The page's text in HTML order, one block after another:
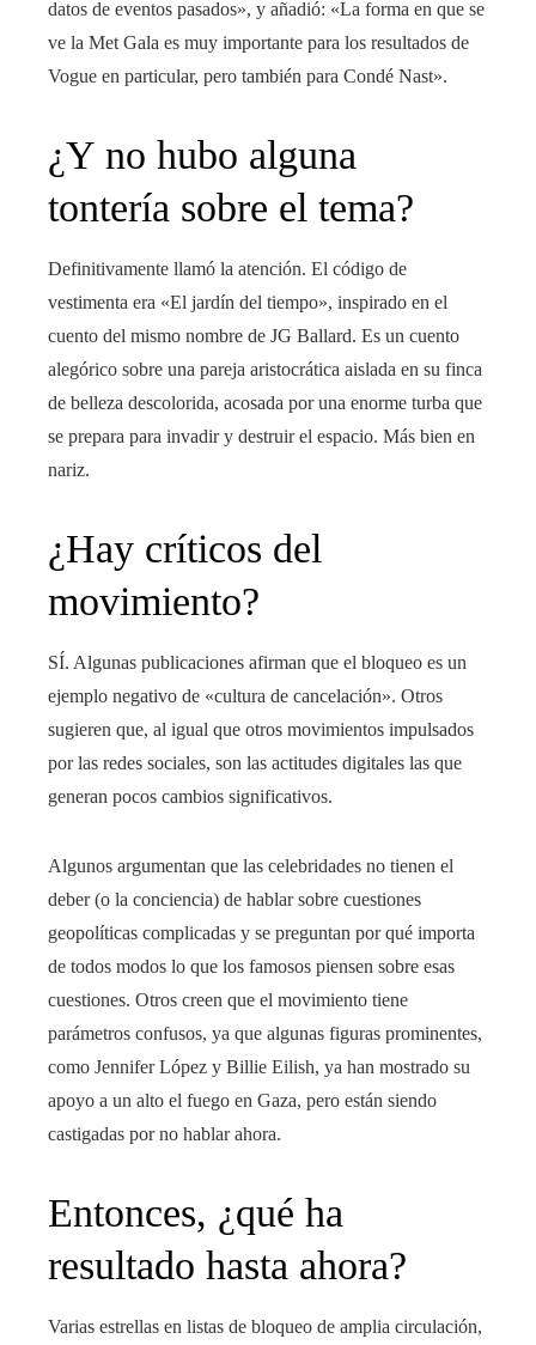
datos de eventos pasados», y añadió: «La forma en que se
ve la Met Gala es muy importante para los resultados de
Vogue en particular, pero también para Condé Nast».
¿Y no hubo alguna
tontería sobre el tema?
Definitivamente llamó la atención. El código de
vestimenta era «El jardín del tiempo», inspirado en el
cuento del mismo nombre de JG Ballard. Es un cuento
alegórico sobre una pareja aristocrática aislada en su finca
de belleza descolorida, acosada por una enorme turba que
se prepara para invadir y destruir el espacio. Más bien en
nariz.
¿Hay críticos del
movimiento?
SÍ. Algunas publicaciones afirman que el bloqueo es un
ejemplo negativo de «cultura de cancelación». Otros
sugieren que, al igual que otros movimientos impulsados ​​
por las redes sociales, son las actitudes digitales las que
generan pocos cambios significativos.
Algunos argumentan que las celebridades no tienen el
deber (o la conciencia) de hablar sobre cuestiones
geopolíticas complicadas y se preguntan por qué importa
de todos modos lo que los famosos piensen sobre esas
cuestiones. Otros creen que el movimiento tiene
parámetros confusos, ya que algunas figuras prominentes,
como Jennifer López y Billie Eilish, ya han mostrado su
apoyo a un alto el fuego en Gaza, pero están siendo
castigadas por no hablar ahora.
Entonces, ¿qué ha
resultado hasta ahora?
Varias estrellas en listas de bloqueo de amplia circulación,